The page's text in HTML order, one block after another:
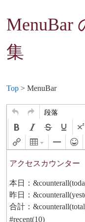
MenuBar
集
Top > MenuBar
段落